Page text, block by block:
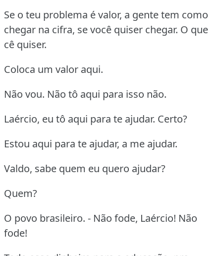
Se o teu problema é valor, a gente tem como
chegar na cifra, se você quiser chegar. O que
cê quiser.
Coloca um valor aqui.
Não vou. Não tô aqui para isso não.
Laércio, eu tô aqui para te ajudar. Certo?
Estou aqui para te ajudar, a me ajudar.
Valdo, sabe quem eu quero ajudar?
Quem?
O povo brasileiro. - Não fode, Laércio! Não
fode!